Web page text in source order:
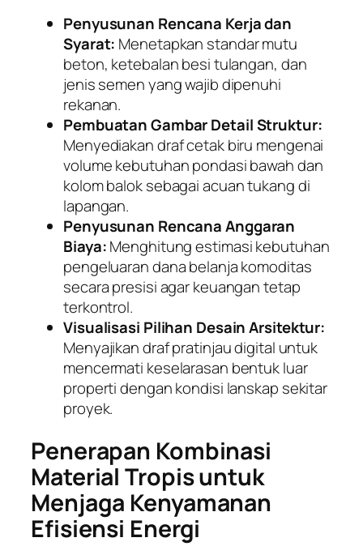
Penyusunan Rencana Kerja dan
Syarat: Menetapkan standar mutu
beton, ketebalan besi tulangan, dan
jenis semen yang wajib dipenuhi
rekanan.
Pembuatan Gambar Detail Struktur:
Menyediakan draf cetak biru mengenai
volume kebutuhan pondasi bawah dan
kolom balok sebagai acuan tukang di
lapangan.
Penyusunan Rencana Anggaran
Biaya:Menghitung estimasi kebutuhan
pengeluaran dana belanja komoditas
secara presisi agar keuangan tetap
terkontrol.
Visualisasi Pilihan Desain Arsitektur:
Menyajikan draf pratinjau digital untuk
mencermati keselarasan bentuk luar
properti dengan kondisi lanskap sekitar
proyek.
Penerapan Kombinasi
Material Tropis untuk
Menjaga Kenyamanan
Efisiensi Energi